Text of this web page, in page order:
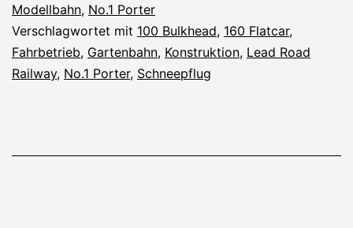
Modellbahn, No.1 Porter
Verschlagwortet mit 100 Bulkhead, 160 Flatcar,
Fahrbetrieb, Gartenbahn, Konstruktion, Lead Road
Railway, No.1 Porter, Schneepflug